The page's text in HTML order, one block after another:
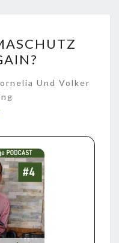
Und Volker